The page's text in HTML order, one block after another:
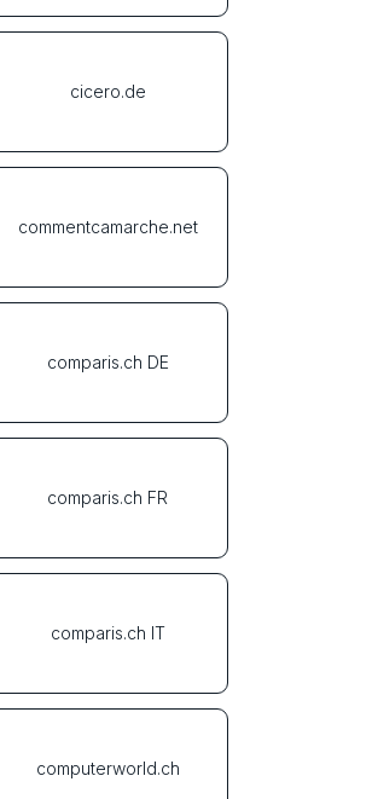
cicero.de
commentcamarche.net
comparis.ch DE
comparis.ch FR
comparis.ch IT
computerworld.ch